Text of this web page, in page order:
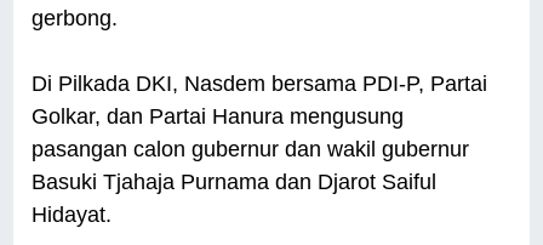
gerbong.
Di Pilkada DKI, Nasdem bersama PDI-P, Partai
Golkar, dan Partai Hanura mengusung
pasangan calon gubernur dan wakil gubernur
Basuki Tjahaja Purnama dan Djarot Saiful
Hidayat.